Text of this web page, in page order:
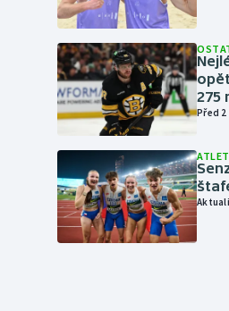
275
Před